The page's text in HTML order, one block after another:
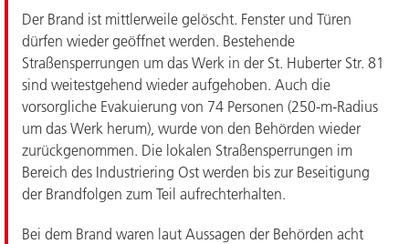
Der Brand ist mittlerweile gelöscht. Fenster und Türen
dürfen wieder geöffnet werden. Bestehende
Straßensperrungen um das Werk in der St. Huberter Str. 81
sind weitestgehend wieder aufgehoben. Auch die
vorsorgliche Evakuierung von 74 Personen (250-m-Radius
um das Werk herum), wurde von den Behörden wieder
zurückgenommen. Die lokalen Straßensperrungen im
Bereich des Industriering Ost werden bis zur Beseitigung
der Brandfolgen zum Teil aufrechterhalten.
Bei dem Brand waren laut Aussagen der Behörden acht